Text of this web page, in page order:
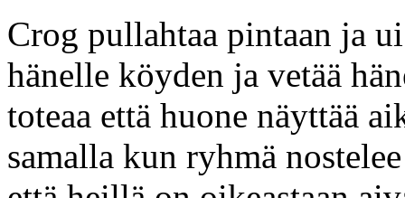
Crog pullahtaa pintaan ja
hänelle köyden ja vetää
toteaa että huone näyttää
samalla kun ryhmä